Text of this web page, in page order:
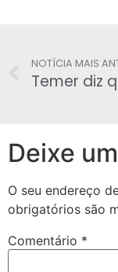
NOTÍCIA MAIS
Deixe
O seu endereço
obrigatórios são
Comentário *